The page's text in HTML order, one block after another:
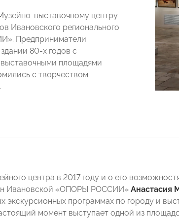
выставочному центру
Ивановского регионального
Предприниматели
80-х годов с
площадями
с творчеством
центра в 2017 году и о его
Ивановской «ОПОРЫ РОССИИ» Анастасия
экскурсионных программах по городу и
момент выступает одной из